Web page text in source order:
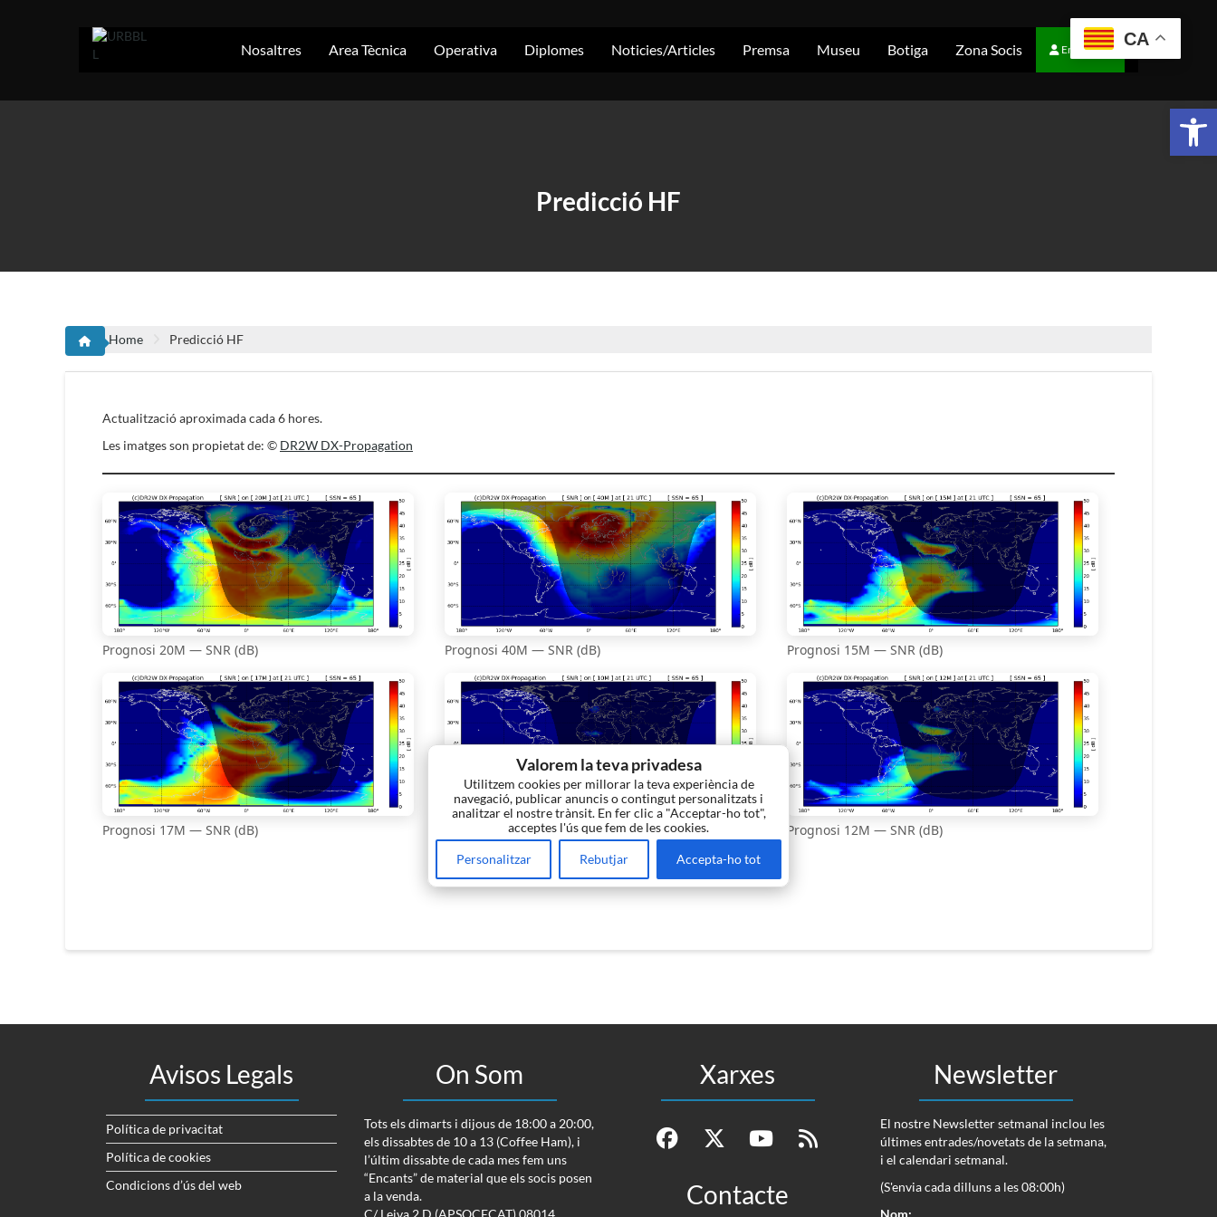
Valorem la teva privadesa
Utilitzem cookies per millorar la teva experiència de
navegació, publicar anuncis o contingut personalitzats i
analitzar el nostre trànsit. En fer clic a "Acceptar-ho tot",
acceptes l'ús que fem de les cookies.
Personalitzar Rebutjar Accepta-ho tot
Nosaltres Area Tècnica Operativa Diplomes Noticies/Articles Premsa Museu Botiga Zona Socis Entra/Soci
Predicció HF
Home Predicció HF
Actualització aproximada cada 6 hores.
Les imatges son propietat de: © DR2W DX-Propagation
Prognosi 20M — SNR (dB) Prognosi 40M — SNR (dB) Prognosi 15M — SNR (dB)
Prognosi 17M — SNR (dB) Prognosi 10M — SNR (dB) Prognosi 12M — SNR (dB)
Avisos Legals
Política de privacitat
Política de cookies
Condicions d’ús del web
On Som
Tots els dimarts i dijous de 18:00 a 20:00,
els dissabtes de 10 a 13 (Coffee Ham), i
l’últim dissabte de cada mes fem uns
“Encants” de material que els socis posen
a la venda.
C/ Leiva 2 D (APSOCECAT) 08014
Xarxes
Contacte
Newsletter
El nostre Newsletter setmanal inclou les
últimes entrades/novetats de la setmana,
i el calendari setmanal.
(S'envia cada dilluns a les 08:00h)
Nom:
CA